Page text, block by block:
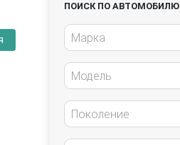
ПОИСК ПО АВТОМОБИЛЮ
Марка
Модель
Поколение